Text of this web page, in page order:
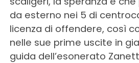
da esterno nei 5 di
licenza di offendere, così
nelle sue prime uscite in
guida dell’esonerato